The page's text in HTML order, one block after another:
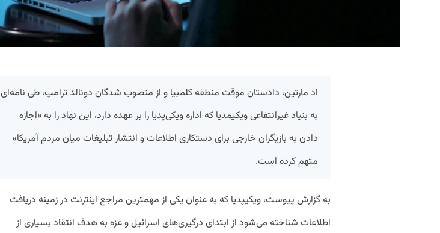
اد مارتین، دادستان موقت منطقه کلمبیا و از منصوب شدگان دونالد ترامپ، طی نامه‌ای
به بنیاد غیرانتفاعی ویکیمدیا که اداره ویکی‌پدیا را بر عهده دارد، این نهاد را به «اجازه
دادن به بازیگران خارجی برای دستکاری اطلاعات و انتشار تبلیغات میان مردم آمریکا»
متهم کرده است.
به گزارش پیوست، ویکیپدیا که به عنوان یکی از مهمترین مراجع اینترنت در زمینه دریافت
اطلاعات شناخته می‌شود از ابتدای درگیری‌های اسرائیل و غزه به هدف انتقاد بسیاری از